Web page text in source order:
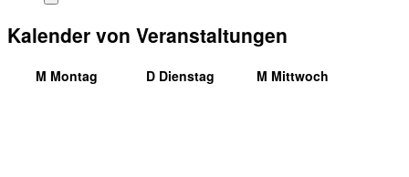
Kalender von Veranstaltungen
M Montag D Dienstag M Mittwoch